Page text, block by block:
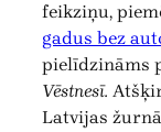
feikziņu,
gadus bez
pielīdzināms
Vēstnesī.
Latvijas